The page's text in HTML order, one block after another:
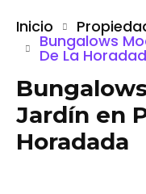
Inicio
Bungalows
De La
Jardín en
Horadada